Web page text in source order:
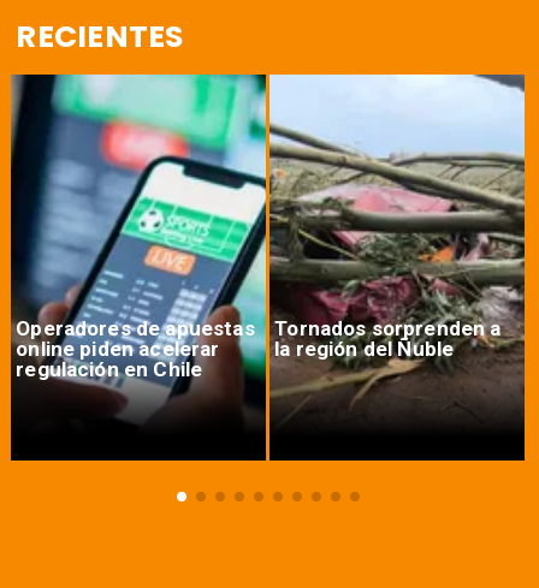
RECIENTES
Operadores de apuestas
online piden acelerar
regulación en Chile
Tornados sorprenden a
la región del Ñuble